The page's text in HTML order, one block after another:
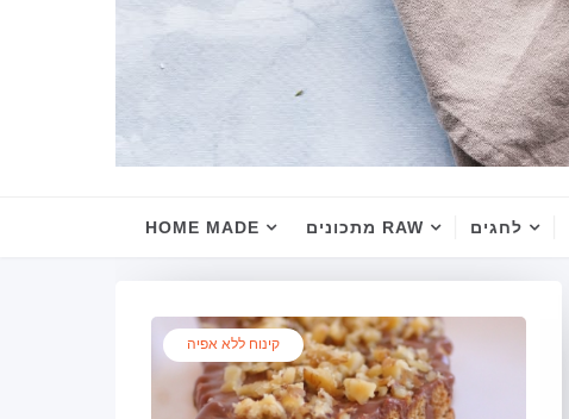
לחגים RAW מתכונים HOME MADE
קינוח ללא אפיה